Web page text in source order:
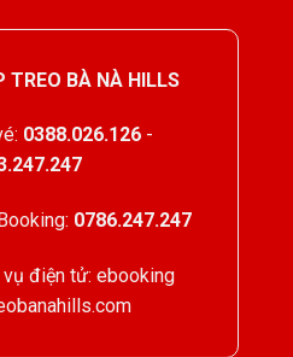
TREO BÀ NÀ HILLS
0388.026.126 -
0786.247.247
điện tử: ebooking